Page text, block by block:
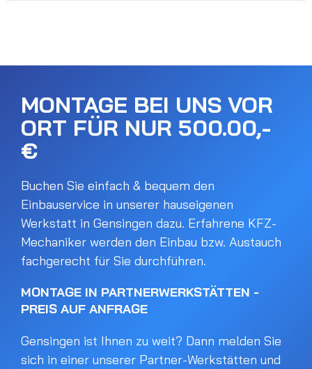
MONTAGE BEI UNS VOR
ORT FÜR NUR 500.00,-
€
Buchen Sie einfach & bequem den
Einbauservice in unserer hauseigenen
Werkstatt in Gensingen dazu. Erfahrene KFZ-
Mechaniker werden den Einbau bzw. Austauch
fachgerecht für Sie durchführen.
MONTAGE IN PARTNERWERKSTÄTTEN -
PREIS AUF ANFRAGE
Gensingen ist Ihnen zu weit? Dann melden Sie
sich in einer unserer Partner-Werkstätten und